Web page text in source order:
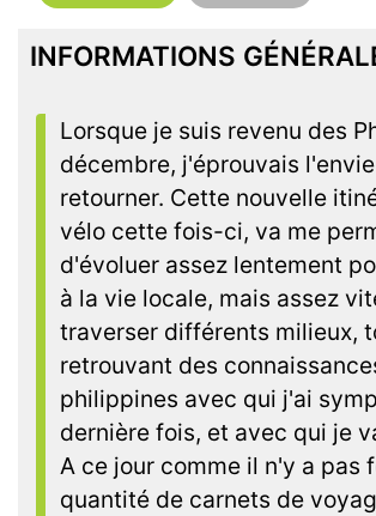
INFORMATIONS
Lorsque je suis revenu des
décembre, j'éprouvais
retourner. Cette nouvelle
vélo cette fois-ci, va me
d'évoluer assez lentement
à la vie locale, mais assez
traverser différents milieux,
retrouvant des
philippines avec qui j'ai
dernière fois, et avec qui je
A ce jour comme il n'y a pas
quantité de carnets de